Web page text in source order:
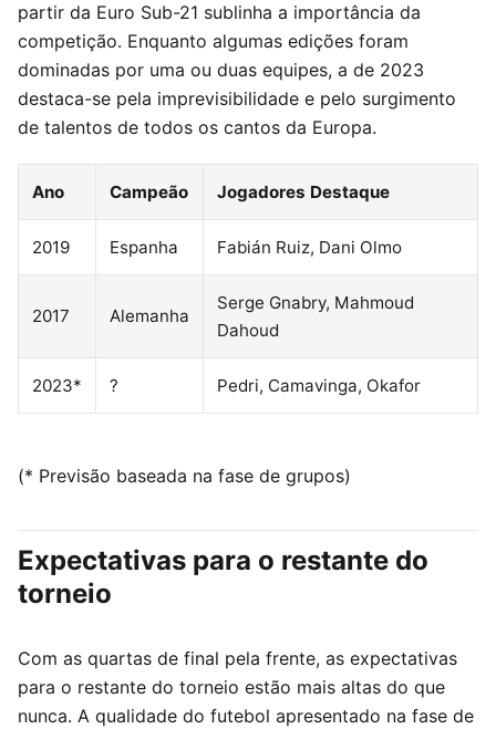
partir da Euro Sub-21 sublinha a importância da
competição. Enquanto algumas edições foram
dominadas por uma ou duas equipes, a de 2023
destaca-se pela imprevisibilidade e pelo surgimento
de talentos de todos os cantos da Europa.
Ano Campeão Jogadores Destaque
2019 Espanha Fabián Ruiz, Dani Olmo
2017 Alemanha
Serge Gnabry, Mahmoud
Dahoud
2023* ? Pedri, Camavinga, Okafor
(* Previsão baseada na fase de grupos)
Expectativas para o restante do
torneio
Com as quartas de final pela frente, as expectativas
para o restante do torneio estão mais altas do que
nunca. A qualidade do futebol apresentado na fase de